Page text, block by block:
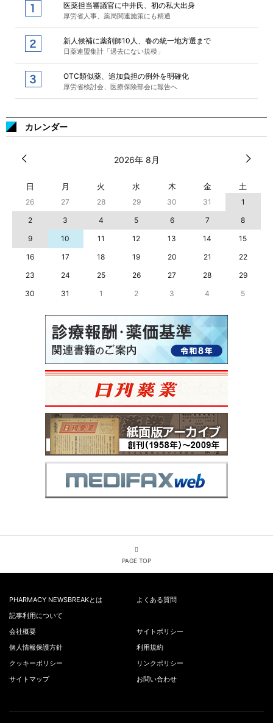
医薬担当審議官に中井氏、初の私大出身
厚労省人事、薬局関連施策にも精通
新人候補に薬剤師10人、春の統一地方選まで
日薬連盟集計「過去にない規模」
OTC類似薬、追加負担の例外を明確化
厚労省検討会、医療保険部会に報告へ
カレンダー
2026年 8月
日 月 火 水 木 金 土
26 27 28 29 30 31
1
2
3 4 5 6 7
8
9
10 11 12 13 14
15
16
17 18 19 20 21
22
23
24 25 26 27 28
29
30
31 1 2 3 4 5
PAGE TOP
PHARMACY NEWSBREAKとは
よくある質問
記事利用について
会社概要
サイトポリシー
個人情報保護方針
利用規約
クッキーポリシー
リンクポリシー
サイトマップ
お問い合わせ